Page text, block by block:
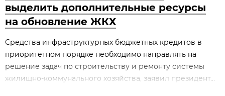
выделить дополнительные ресурсы
на обновление ЖКХ
Средства инфраструктурных бюджетных кредитов в
приоритетном порядке необходимо направлять на
решение задач по строительству и ремонту системы
жилищно-коммунального хозяйства, заявил президент...